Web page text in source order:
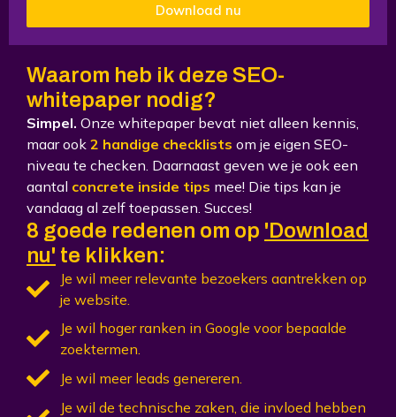
Waarom heb ik deze SEO-
whitepaper nodig?​
Simpel. Onze whitepaper bevat niet alleen kennis,
maar ook 2 handige checklists om je eigen SEO-
niveau te checken. Daarnaast geven we je ook een
aantal concrete inside tips mee! Die tips kan je
vandaag al zelf toepassen. Succes!
8 goede redenen om op 'Download
nu' te klikken:
Je wil meer relevante bezoekers aantrekken op
je website.
Je wil hoger ranken in Google voor bepaalde
zoektermen.
Je wil meer leads genereren.
Je wil de technische zaken, die invloed hebben
Download nu